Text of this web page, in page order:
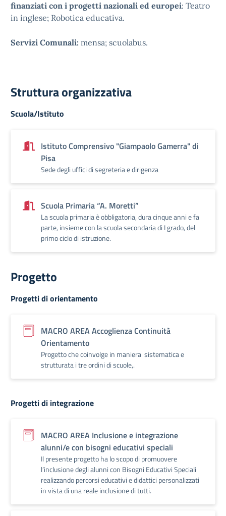
finanziati con i progetti nazionali ed europei: Teatro
in inglese; Robotica educativa.
Servizi Comunali: mensa; scuolabus.
Struttura organizzativa
Scuola/Istituto
Istituto Comprensivo "Giampaolo Gamerra" di
Pisa
Sede degli uffici di segreteria e dirigenza
Scuola Primaria “A. Moretti”
La scuola primaria è obbligatoria, dura cinque anni e fa
parte, insieme con la scuola secondaria di I grado, del
primo ciclo di istruzione.
Progetto
Progetti di orientamento
MACRO AREA Accoglienza Continuità
Orientamento
Progetto che coinvolge in maniera sistematica e
strutturata i tre ordini di scuole,.
Progetti di integrazione
MACRO AREA Inclusione e integrazione
alunni/e con bisogni educativi speciali
Il presente progetto ha lo scopo di promuovere
l’inclusione degli alunni con Bisogni Educativi Speciali
realizzando percorsi educativi e didattici personalizzati
in vista di una reale inclusione di tutti.